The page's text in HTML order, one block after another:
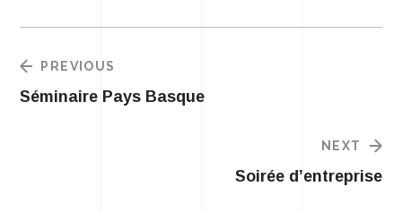
PREVIOUS
Séminaire Pays Basque
NEXT
Soirée d’entreprise